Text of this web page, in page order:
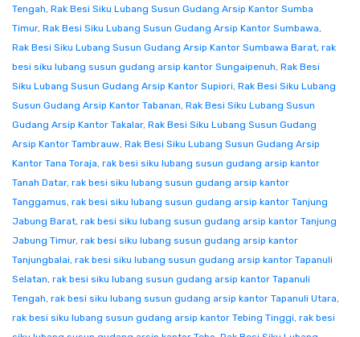
Tengah, Rak Besi Siku Lubang Susun Gudang Arsip Kantor Sumba
Timur, Rak Besi Siku Lubang Susun Gudang Arsip Kantor Sumbawa,
Rak Besi Siku Lubang Susun Gudang Arsip Kantor Sumbawa Barat, rak
besi siku lubang susun gudang arsip kantor Sungaipenuh, Rak Besi
Siku Lubang Susun Gudang Arsip Kantor Supiori, Rak Besi Siku Lubang
Susun Gudang Arsip Kantor Tabanan, Rak Besi Siku Lubang Susun
Gudang Arsip Kantor Takalar, Rak Besi Siku Lubang Susun Gudang
Arsip Kantor Tambrauw, Rak Besi Siku Lubang Susun Gudang Arsip
Kantor Tana Toraja, rak besi siku lubang susun gudang arsip kantor
Tanah Datar, rak besi siku lubang susun gudang arsip kantor
Tanggamus, rak besi siku lubang susun gudang arsip kantor Tanjung
Jabung Barat, rak besi siku lubang susun gudang arsip kantor Tanjung
Jabung Timur, rak besi siku lubang susun gudang arsip kantor
Tanjungbalai, rak besi siku lubang susun gudang arsip kantor Tapanuli
Selatan, rak besi siku lubang susun gudang arsip kantor Tapanuli
Tengah, rak besi siku lubang susun gudang arsip kantor Tapanuli Utara,
rak besi siku lubang susun gudang arsip kantor Tebing Tinggi, rak besi